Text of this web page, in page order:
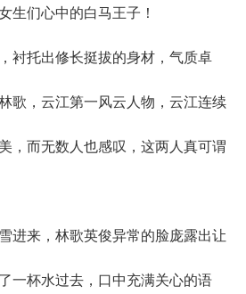
生们心中的白马王子！
托出修长挺拔的身材，气质卓
歌，云江第一风云人物，云江连续
，而无数人也感叹，这两人真可谓
来，林歌英俊异常的脸庞露出让
一杯水过去，口中充满关心的语